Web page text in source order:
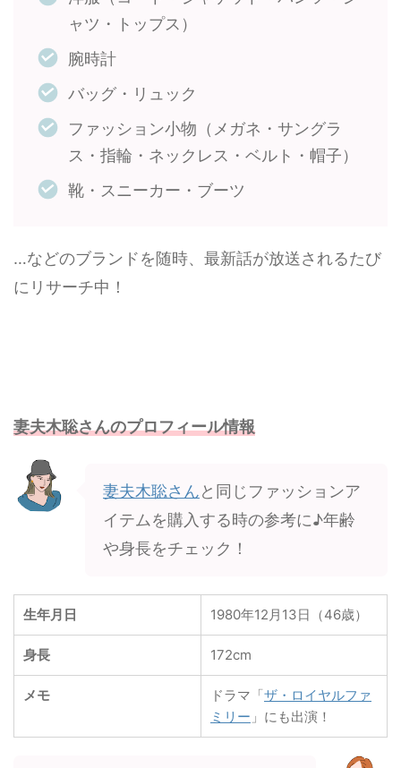
ャツ・トップス）
腕時計
バッグ・リュック
ファッション小物（メガネ・サングラ
ス・指輪・ネックレス・ベルト・帽子）
靴・スニーカー・ブーツ
…などのブランドを随時、最新話が放送されるたび
にリサーチ中！
妻夫木聡さんのプロフィール情報
妻夫木聡さんと同じファッションア
イテムを購入する時の参考に♪年齢
や身長をチェック！
生年月日 1980年12月13日（46歳）
身長 172cm
メモ ドラマ「ザ・ロイヤルファ
ミリー 」にも出演！